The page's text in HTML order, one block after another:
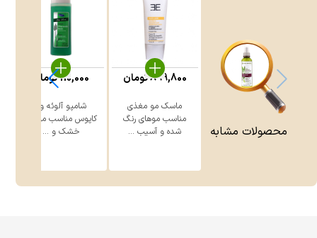
محصولات مشابه
ماسک مو مغذی
مناسب موهای رنگ
شده و آسیب ...
899,800تومان
شامپو آلوئه ورا
کاپوس مناسب موهای
خشک و ...
110,000تومان